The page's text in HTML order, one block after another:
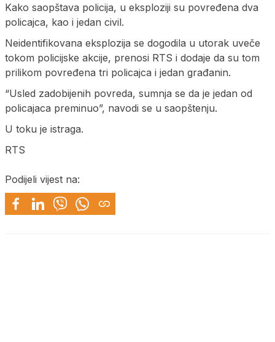
Kako saopštava policija, u eksploziji su povređena dva
policajca, kao i jedan civil.
Neidentifikovana eksplozija se dogodila u utorak uveče
tokom policijske akcije, prenosi RTS i dodaje da su tom
prilikom povređena tri policajca i jedan građanin.
“Usled zadobijenih povreda, sumnja se da je jedan od
policajaca preminuo”, navodi se u saopštenju.
U toku je istraga.
RTS
Podijeli vijest na: